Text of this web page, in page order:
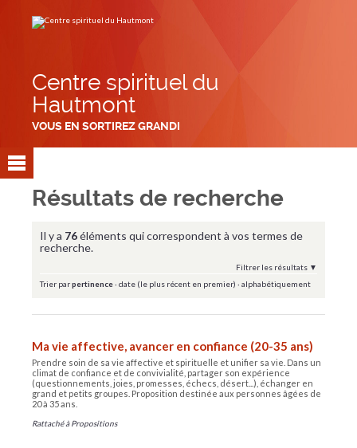
contenu.
Centre spirituel du
Hautmont
VOUS EN SORTIREZ GRANDI
Résultats de recherche
Il y a 76éléments qui correspondent à vos termes de
recherche.
Filtrer les résultats
Trier parpertinence· date (le plus récent en premier) · alphabétiquement
Ma vie affective, avancer en confiance (20-35 ans)
Prendre soin de sa vie affective et spirituelle et unifier sa vie. Dans un
climat de confiance et de convivialité, partager son expérience
(questionnements, joies, promesses, échecs, désert...), échanger en
grand et petits groupes. Proposition destinée aux personnes âgées de
20 à 35 ans.
Rattaché à Propositions